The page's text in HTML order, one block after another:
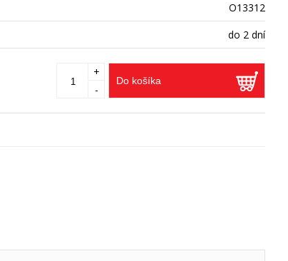
O13312
do 2 dní
Do košíka
+
-